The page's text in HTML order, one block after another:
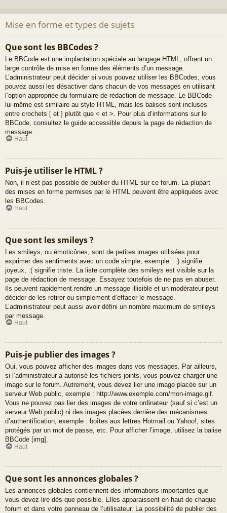
Mise en forme et types de sujets
Que sont les BBCodes ?
Le BBCode est une implantation spéciale au langage HTML, offrant un
large contrôle de mise en forme des éléments d’un message.
L’administrateur peut décider si vous pouvez utiliser les BBCodes, vous
pouvez aussi les désactiver dans chacun de vos messages en utilisant
l’option appropriée du formulaire de rédaction de message. Le BBCode
lui-même est similaire au style HTML, mais les balises sont incluses
entre crochets [ et ] plutôt que < et >. Pour plus d’informations sur le
BBCode, consultez le guide accessible depuis la page de rédaction de
message.
Haut
Puis-je utiliser le HTML ?
Non, il n’est pas possible de publier du HTML sur ce forum. La plupart
des mises en forme permises par le HTML peuvent être appliquées avec
les BBCodes.
Haut
Que sont les smileys ?
Les smileys, ou émoticônes, sont de petites images utilisées pour
exprimer des sentiments avec un code simple, exemple : :) signifie
joyeux, :( signifie triste. La liste complète des smileys est visible sur la
page de rédaction de message. Essayez toutefois de ne pas en abuser.
Ils peuvent rapidement rendre un message illisible et un modérateur peut
décider de les retirer ou simplement d’effacer le message.
L’administrateur peut aussi avoir défini un nombre maximum de smileys
par message.
Haut
Puis-je publier des images ?
Oui, vous pouvez afficher des images dans vos messages. Par ailleurs,
si l’administrateur a autorisé les fichiers joints, vous pouvez charger une
image sur le forum. Autrement, vous devez lier une image placée sur un
serveur Web public, exemple : http://www.exemple.com/mon-image.gif.
Vous ne pouvez pas lier des images de votre ordinateur (sauf si c’est un
serveur Web public) ni des images placées derrière des mécanismes
d’authentification, exemple : boîtes aux lettres Hotmail ou Yahoo!, sites
protégés par un mot de passe, etc. Pour afficher l’image, utilisez la balise
BBCode [img].
Haut
Que sont les annonces globales ?
Les annonces globales contiennent des informations importantes que
vous devez lire dès que possible. Elles apparaissent en haut de chaque
forum et dans votre panneau de l’utilisateur. La possibilité de publier des